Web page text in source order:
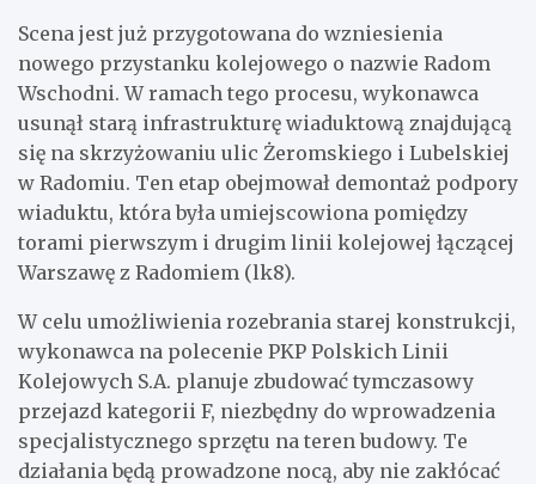
Scena jest już przygotowana do wzniesienia
nowego przystanku kolejowego o nazwie Radom
Wschodni. W ramach tego procesu, wykonawca
usunął starą infrastrukturę wiaduktową znajdującą
się na skrzyżowaniu ulic Żeromskiego i Lubelskiej
w Radomiu. Ten etap obejmował demontaż podpory
wiaduktu, która była umiejscowiona pomiędzy
torami pierwszym i drugim linii kolejowej łączącej
Warszawę z Radomiem (lk8).
W celu umożliwienia rozebrania starej konstrukcji,
wykonawca na polecenie PKP Polskich Linii
Kolejowych S.A. planuje zbudować tymczasowy
przejazd kategorii F, niezbędny do wprowadzenia
specjalistycznego sprzętu na teren budowy. Te
działania będą prowadzone nocą, aby nie zakłócać